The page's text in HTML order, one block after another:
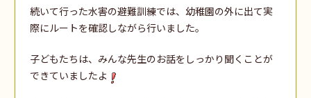
続いて行った水害の避難訓練では、幼稚園の外に出て実
際にルートを確認しながら行いました。
子どもたちは、みんな先生のお話をしっかり聞くことが
できていましたよ